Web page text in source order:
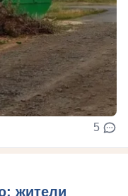
5
жители